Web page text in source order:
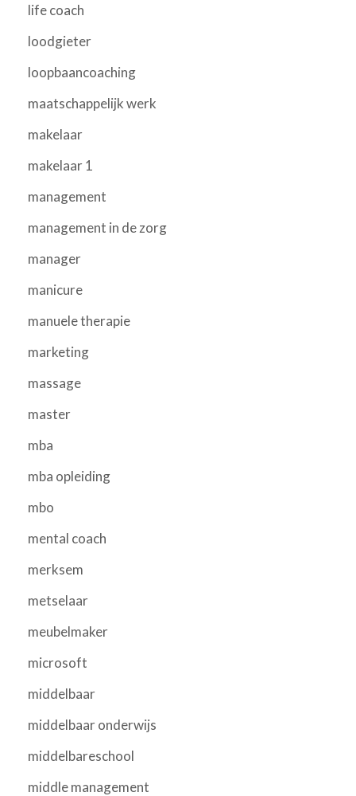
life coach
loodgieter
loopbaancoaching
maatschappelijk werk
makelaar
makelaar 1
management
management in de zorg
manager
manicure
manuele therapie
marketing
massage
master
mba
mba opleiding
mbo
mental coach
merksem
metselaar
meubelmaker
microsoft
middelbaar
middelbaar onderwijs
middelbareschool
middle management